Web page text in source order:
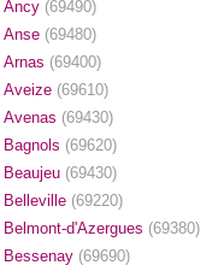
Ancy (69490)
Anse (69480)
Arnas (69400)
Aveize (69610)
Avenas (69430)
Bagnols (69620)
Beaujeu (69430)
Belleville (69220)
Belmont-d'Azergues (69380)
Bessenay (69690)